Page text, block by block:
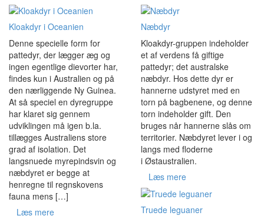
Kloakdyr i Oceanien
Denne specielle form for
pattedyr, der lægger æg og
ingen egentlige dievorter har,
findes kun i Australien og på
den nærliggende Ny Guinea.
At så speciel en dyregruppe
har klaret sig gennem
udviklingen må igen b.la.
tillægges Australiens store
grad af isolation. Det
langsnuede myrepindsvin og
næbdyret er begge at
henregne til regnskovens
fauna mens […]
Læs mere
Næbdyr
Kloakdyr-gruppen indeholder
et af verdens få giftige
pattedyr; det australske
næbdyr. Hos dette dyr er
hannerne udstyret med en
torn på bagbenene, og denne
torn indeholder gift. Den
bruges når hannerne slås om
territorier. Næbdyret lever i og
langs med floderne
i Østaustralien.
Læs mere
Truede leguaner